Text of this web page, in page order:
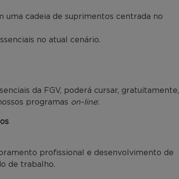
uma cadeia de suprimentos centrada no
no atual cenário.
da FGV, poderá cursar, gratuitamente,
programas on-line:
profissional e desenvolvimento de
de trabalho.